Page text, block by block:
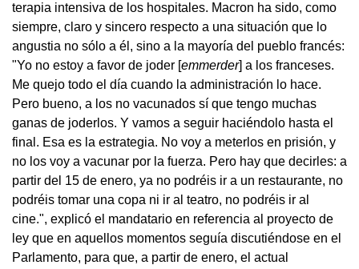
terapia intensiva de los hospitales. Macron ha sido, como
siempre, claro y sincero respecto a una situación que lo
angustia no sólo a él, sino a la mayoría del pueblo francés:
"Yo no estoy a favor de joder [emmerder] a los franceses.
Me quejo todo el día cuando la administración lo hace.
Pero bueno, a los no vacunados sí que tengo muchas
ganas de joderlos. Y vamos a seguir haciéndolo hasta el
final. Esa es la estrategia. No voy a meterlos en prisión, y
no los voy a vacunar por la fuerza. Pero hay que decirles: a
partir del 15 de enero, ya no podréis ir a un restaurante, no
podréis tomar una copa ni ir al teatro, no podréis ir al
cine.", explicó el mandatario en referencia al proyecto de
ley que en aquellos momentos seguía discutiéndose en el
Parlamento, para que, a partir de enero, el actual